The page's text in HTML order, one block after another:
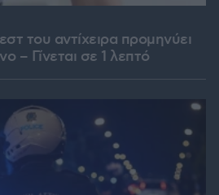
του αντίχειρα προμηνύει
– Γίνεται σε 1 λεπτό